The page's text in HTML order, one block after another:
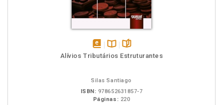
disponívelDisponível
páginas
Alívios Tributários Estruturantes
Silas Santiago
ISBN: 978652631857-7
Páginas: 220